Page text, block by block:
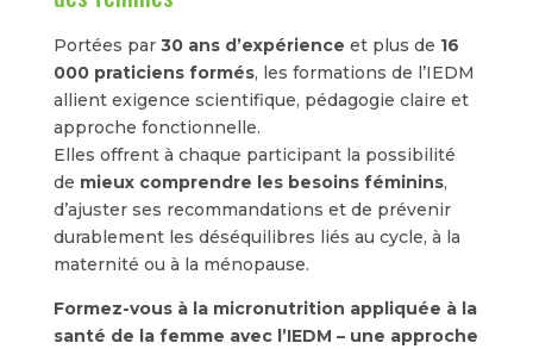
Portées par 30 ans d’expérience et plus de 16
000 praticiens formés, les formations de l’IEDM
allient exigence scientifique, pédagogie claire et
approche fonctionnelle.
Elles offrent à chaque participant la possibilité
de mieux comprendre les besoins féminins,
d’ajuster ses recommandations et de prévenir
durablement les déséquilibres liés au cycle, à la
maternité ou à la ménopause.
Formez-vous à la micronutrition appliquée à la
santé de la femme avec l’IEDM – une approche